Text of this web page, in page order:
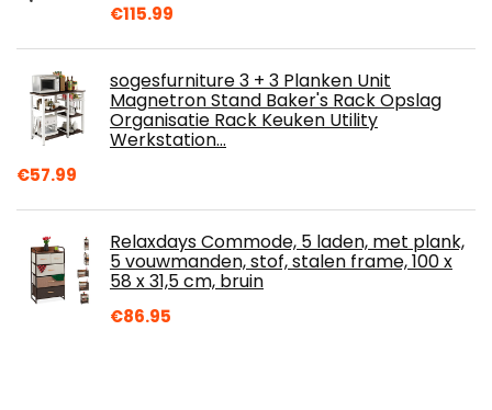
€115.99
sogesfurniture 3 + 3 Planken Unit
Magnetron Stand Baker's Rack Opslag
Organisatie Rack Keuken Utility
Werkstation…
€57.99
Relaxdays Commode, 5 laden, met plank,
5 vouwmanden, stof, stalen frame, 100 x
58 x 31,5 cm, bruin
€86.95